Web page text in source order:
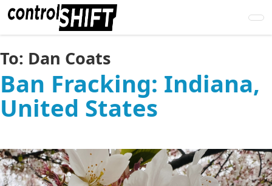
Skip
to
main
content
To: Dan Coats
Ban Fracking: Indiana,
United States